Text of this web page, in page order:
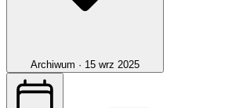
Archiwum · 15 wrz 2025